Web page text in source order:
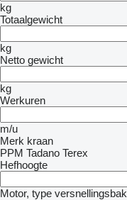
kg
Totaalgewicht
kg
Netto gewicht
kg
Werkuren
m/u
Merk kraan
PPM Tadano Terex
Hefhoogte
Motor, type versnellingsbak